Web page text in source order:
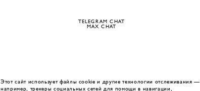
TELEGRAM CHAT
MAX CHAT
Этот сайт использует файлы cookie и другие технологии отслеживания —
например, трекеры социальных сетей для помощи в навигации,